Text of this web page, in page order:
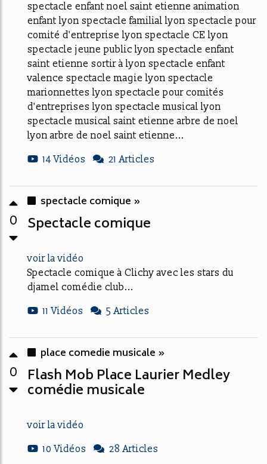
spectacle enfant noel saint etienne animation
enfant lyon spectacle familial lyon spectacle pour
comité d'entreprise lyon spectacle CE lyon
spectacle jeune public lyon spectacle enfant
saint etienne sortir à lyon spectacle enfant
valence spectacle magie lyon spectacle
marionnettes lyon spectacle pour comités
d'entreprises lyon spectacle musical lyon
spectacle musical saint etienne arbre de noel
lyon arbre de noel saint etienne...
14 Vidéos
21 Articles
0
spectacle comique »
Spectacle comique
voir la vidéo
Spectacle comique à Clichy avec les stars du
djamel comédie club...
11 Vidéos
5 Articles
0
place comedie musicale »
Flash Mob Place Laurier Medley
comédie musicale
voir la vidéo
10 Vidéos
28 Articles